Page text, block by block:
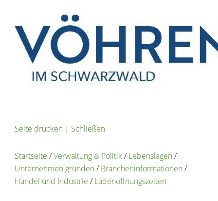
Seite drucken | Schließen
Startseite /Verwaltung & Politik/Lebenslagen/
Unternehmen gründen/Brancheninformationen/
Handel und Industrie /Ladenöffnungszeiten